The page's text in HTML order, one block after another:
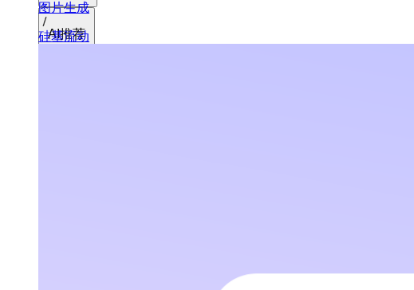
AI推荐
图片生成
硅基流动